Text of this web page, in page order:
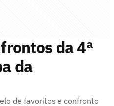
da 4ª
da
de favoritos e confronto